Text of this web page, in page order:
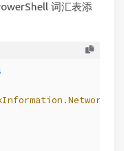
词汇表添